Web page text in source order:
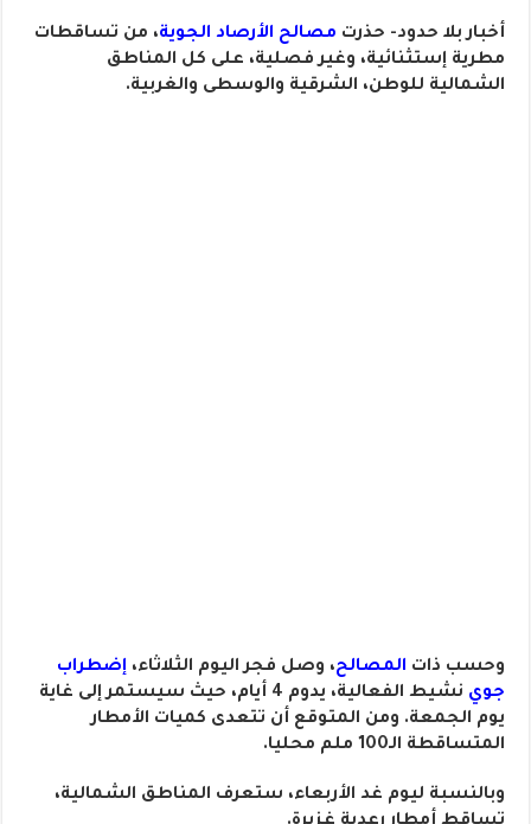
أخبار بلا حدود- حذرت مصالح الأرصاد الجوية، من تساقطات
مطرية إستثنائية، وغير فصلية، على كل المناطق
الشمالية للوطن، الشرقية والوسطى والغربية.
وحسب ذات المصالح، وصل فجر اليوم الثلاثاء،إضطراب
جوي
نشيط الفعالية، يدوم 4 أيام، حيث سيستمر إلى غاية
يوم الجمعة. ومن المتوقع أن تتعدى كميات الأمطار
المتساقطة الـ100 ملم محليا.
وبالنسبة ليوم غد الأربعاء، ستعرف المناطق الشمالية،